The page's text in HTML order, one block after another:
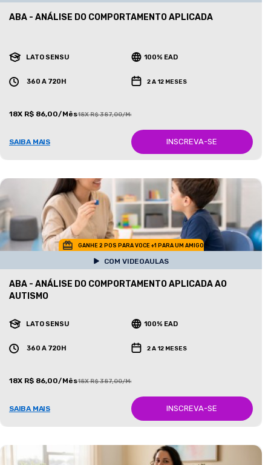
ABA - ANÁLISE DO COMPORTAMENTO APLICADA
LATO SENSU 100% EAD
360 A 720H 2 A 12 MESES
18X R$ 86,00/Mês18X R$ 387,00/Mês
SAIBA MAIS INSCREVA-SE
GANHE 2 POS PARA VOCE +1 PARA UM AMIGO
COM VIDEOAULAS
ABA - ANÁLISE DO COMPORTAMENTO APLICADA AO
AUTISMO
LATO SENSU 100% EAD
360 A 720H 2 A 12 MESES
18X R$ 86,00/Mês18X R$ 387,00/Mês
SAIBA MAIS INSCREVA-SE